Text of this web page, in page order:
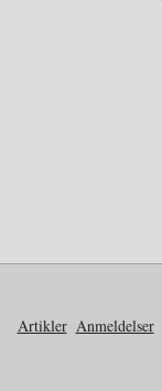
Artikler Anmeldelser